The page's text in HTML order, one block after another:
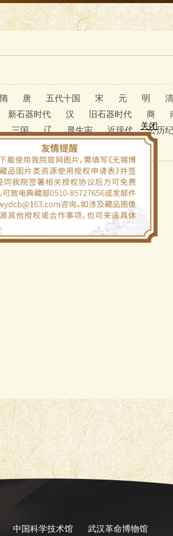
关闭
隋 唐 五代十国 宋 元 明 清
新石器时代 汉 旧石器时代 商
三国 辽 显生宙 近现代 公历
中国科学技术馆 武汉革命博物馆